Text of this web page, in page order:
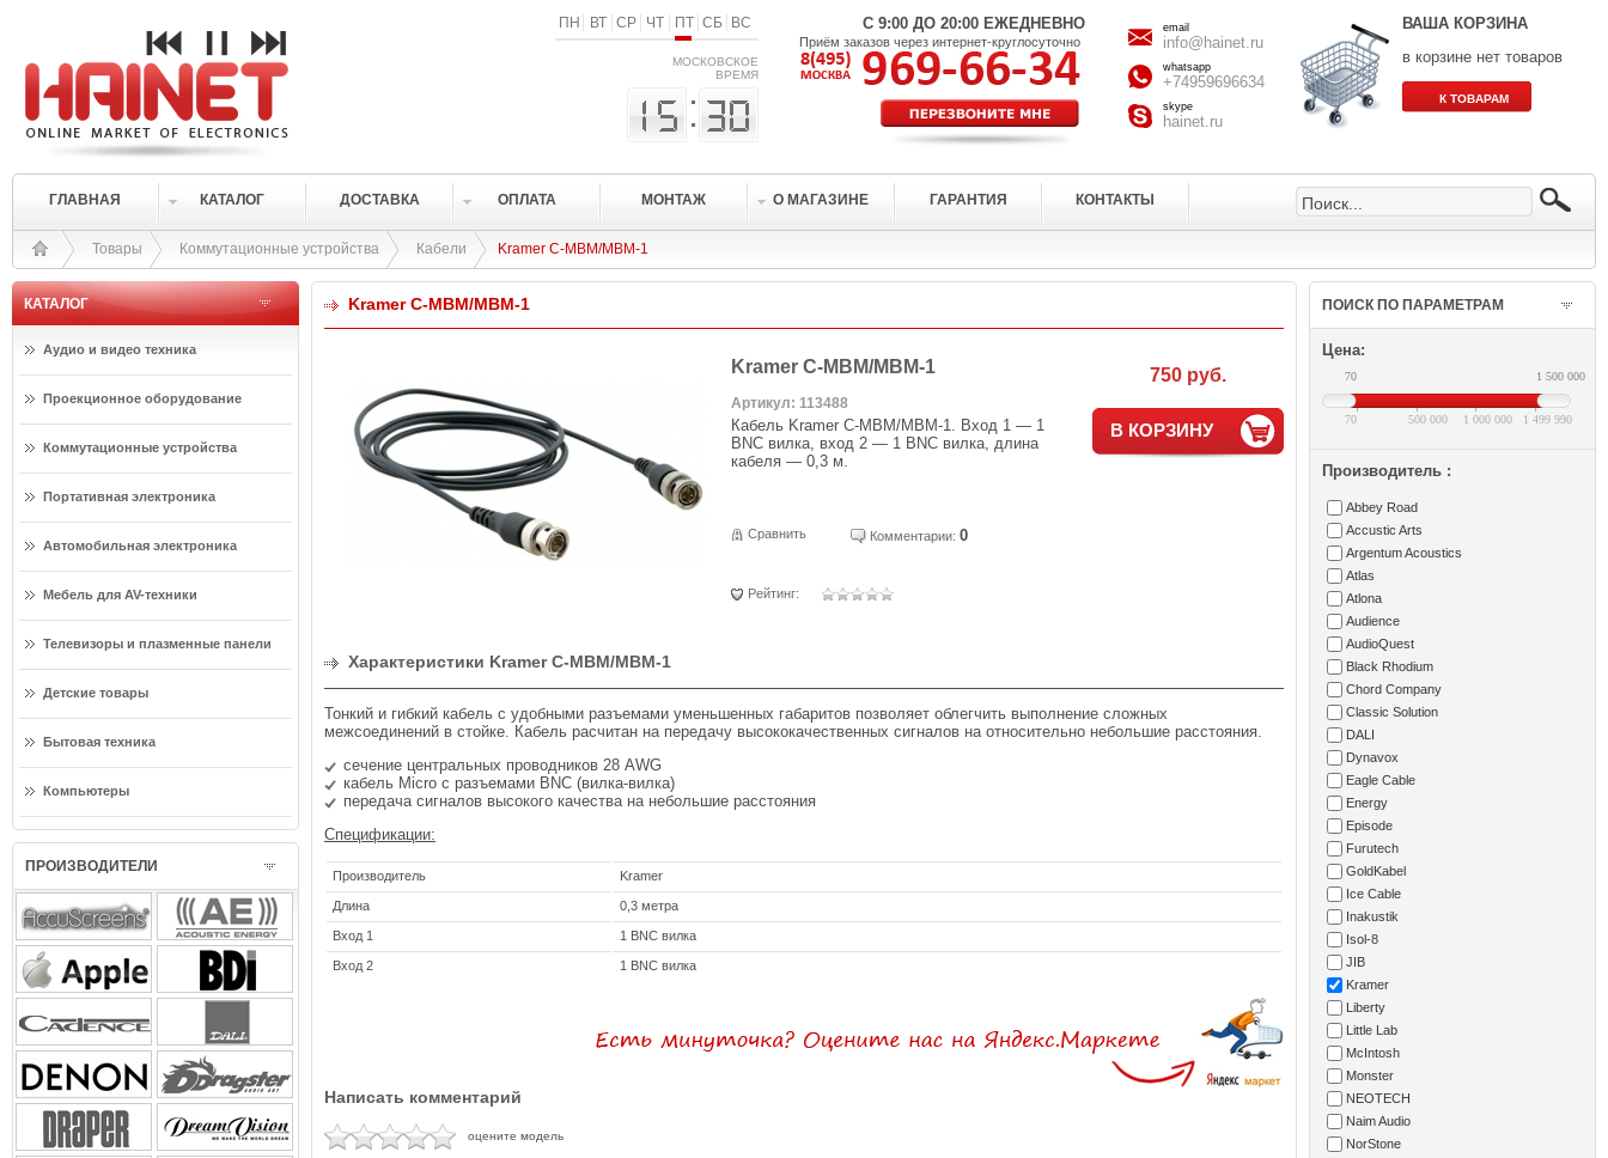
ПН ВТ СР ЧТ ПТ СБ ВС
МОСКОВСКОЕ
ВРЕМЯ
С 9:00 ДО 20:00 ЕЖЕДНЕВНО
Приём заказов через интернет-круглосуточно
email
info@hainet.ru
whatsapp
+74959696634
skype
hainet.ru
ВАША КОРЗИНА
в корзине нет товаров
ГЛАВНАЯ КАТАЛОГ ДОСТАВКА ОПЛАТА МОНТАЖ О МАГАЗИНЕ ГАРАНТИЯ КОНТАКТЫ
Товары Коммутационные устройства Кабели Kramer C-MBM/MBM-1
КАТАЛОГ
Аудио и видео техника
Проекционное оборудование
Коммутационные устройства
Портативная электроника
Автомобильная электроника
Мебель для AV-техники
Телевизоры и плазменные панели
Детские товары
Бытовая техника
Компьютеры
ПРОИЗВОДИТЕЛИ
Kramer C-MBM/MBM-1
Kramer C-MBM/MBM-1
Артикул: 113488
Кабель Kramer C-MBM/MBM-1. Вход 1 — 1
BNC вилка, вход 2 — 1 BNC вилка, длина
кабеля — 0,3 м.
Сравнить Комментарии: 0
Рейтинг:
750 руб.
В КОРЗИНУ
Характеристики Kramer C-MBM/MBM-1
Тонкий и гибкий кабель с удобными разъемами уменьшенных габаритов позволяет облегчить выполнение сложных
межсоединений в стойке. Кабель расчитан на передачу высококачественных сигналов на относительно небольшие расстояния.
сечение центральных проводников 28 AWG
кабель Micro с разъемами BNC (вилка-вилка)
передача сигналов высокого качества на небольшие расстояния
Спецификации:
Производитель Kramer
Длина 0,3 метра
Вход 1 1 BNC вилка
Вход 2 1 BNC вилка
Написать комментарий
оцените модель
ПОИСК ПО ПАРАМЕТРАМ
Цена:
70 1 500 000
70 1 499 990
500 000 1 000 000
Производитель :
Abbey Road
Accustic Arts
Argentum Acoustics
Atlas
Atlona
Audience
AudioQuest
Black Rhodium
Chord Company
Classic Solution
DALI
Dynavox
Eagle Cable
Energy
Episode
Furutech
GoldKabel
Ice Cable
Inakustik
Isol-8
JIB
Kramer
Liberty
Little Lab
McIntosh
Monster
NEOTECH
Naim Audio
NorStone